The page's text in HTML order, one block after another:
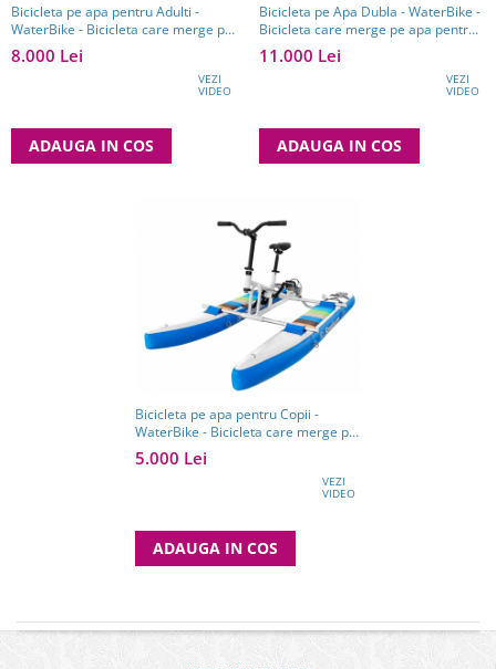
Bicicleta pe apa pentru Adulti -
WaterBike - Bicicleta care merge pe
apa - Unic in Romania
8.000 Lei
VEZI
VIDEO
ADAUGA IN COS
Bicicleta pe Apa Dubla - WaterBike -
Bicicleta care merge pe apa pentru
2 persoane - Unic in Romania
11.000 Lei
VEZI
VIDEO
ADAUGA IN COS
Bicicleta pe apa pentru Copii -
WaterBike - Bicicleta care merge pe
apa - Unic in Romania
5.000 Lei
VEZI
VIDEO
ADAUGA IN COS